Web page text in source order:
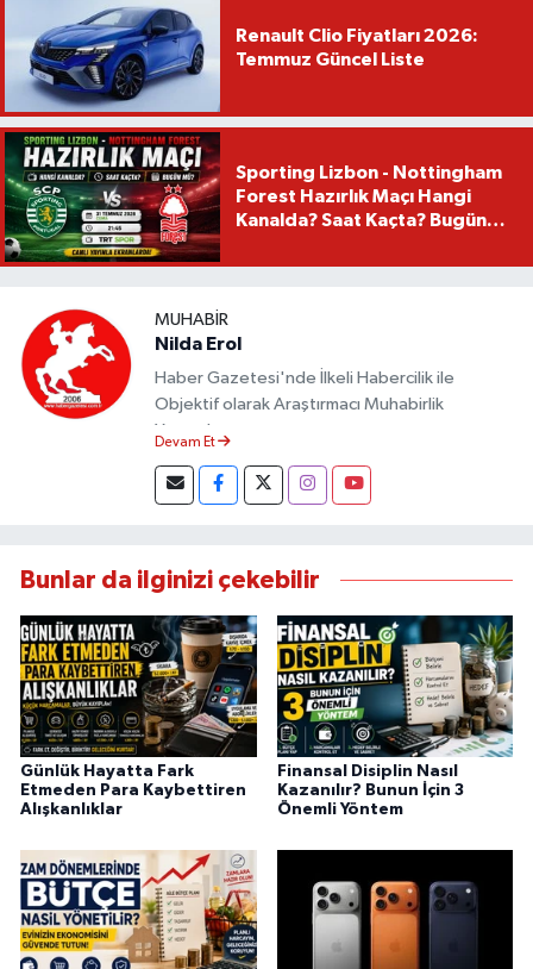
Renault Clio Fiyatları 2026:
Temmuz Güncel Liste
Sporting Lizbon - Nottingham
Forest Hazırlık Maçı Hangi
Kanalda? Saat Kaçta? Bugün
MUHABIR
Nilda Erol
Haber Gazetesi'nde İlkeli Habercilik ile
Objektif olarak Araştırmacı Muhabirlik
Yapmaktayım.
Devam Et
Bunlar da ilginizi çekebilir
Günlük Hayatta Fark
Etmeden Para Kaybettiren
Alışkanlıklar
Finansal Disiplin Nasıl
Kazanılır? Bunun İçin 3
Önemli Yöntem